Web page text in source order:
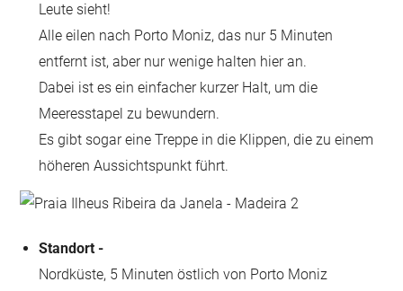
Leute sieht!
Alle eilen nach Porto Moniz, das nur 5 Minuten
entfernt ist, aber nur wenige halten hier an.
Dabei ist es ein einfacher kurzer Halt, um die
Meeresstapel zu bewundern.
Es gibt sogar eine Treppe in die Klippen, die zu einem
höheren Aussichtspunkt führt.
Standort -
Nordküste, 5 Minuten östlich von Porto Moniz